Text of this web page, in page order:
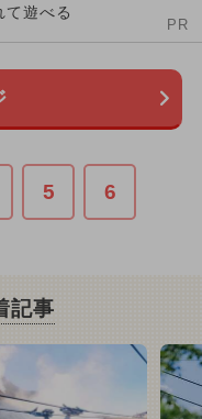
て遊べる
PR
5 6
記事